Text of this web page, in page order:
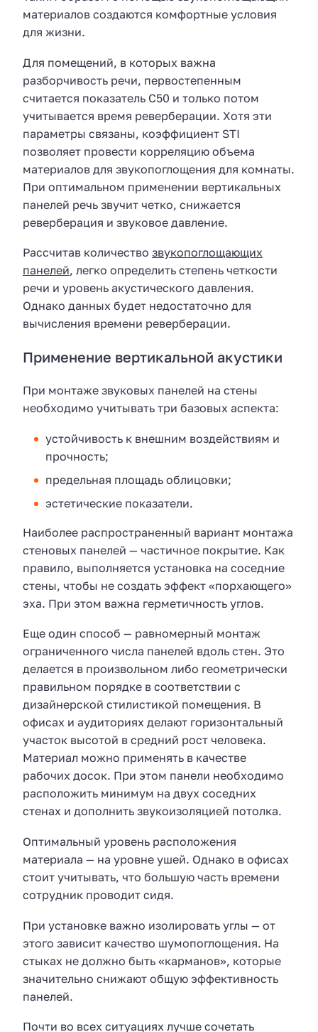
материалов создаются комфортные условия
для жизни.
Для помещений, в которых важна
разборчивость речи, первостепенным
считается показатель С50 и только потом
учитывается время реверберации. Хотя эти
параметры связаны, коэффициент STI
позволяет провести корреляцию объема
материалов для звукопоглощения для комнаты.
При оптимальном применении вертикальных
панелей речь звучит четко, снижается
реверберация и звуковое давление.
Рассчитав количество звукопоглощающих
панелей, легко определить степень четкости
речи и уровень акустического давления.
Однако данных будет недостаточно для
вычисления времени реверберации.
Применение вертикальной акустики
При монтаже звуковых панелей на стены
необходимо учитывать три базовых аспекта:
устойчивость к внешним воздействиям и
прочность;
предельная площадь облицовки;
эстетические показатели.
Наиболее распространенный вариант монтажа
стеновых панелей — частичное покрытие. Как
правило, выполняется установка на соседние
стены, чтобы не создать эффект «порхающего»
эха. При этом важна герметичность углов.
Еще один способ — равномерный монтаж
ограниченного числа панелей вдоль стен. Это
делается в произвольном либо геометрически
правильном порядке в соответствии с
дизайнерской стилистикой помещения. В
офисах и аудиториях делают горизонтальный
участок высотой в средний рост человека.
Материал можно применять в качестве
рабочих досок. При этом панели необходимо
расположить минимум на двух соседних
стенах и дополнить звукоизоляцией потолка.
Оптимальный уровень расположения
материала — на уровне ушей. Однако в офисах
стоит учитывать, что большую часть времени
сотрудник проводит сидя.
При установке важно изолировать углы — от
этого зависит качество шумопоглощения. На
стыках не должно быть «карманов», которые
значительно снижают общую эффективность
панелей.
Почти во всех ситуациях лучше сочетать